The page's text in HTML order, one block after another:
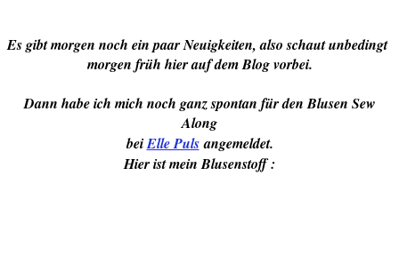
Es gibt morgen noch ein paar Neuigkeiten, also schaut unbedingt
morgen früh hier auf dem Blog vorbei.
Dann habe ich mich noch ganz spontan für den Blusen Sew
Along
beiElle Pulsangemeldet.
Hier ist mein Blusenstoff :